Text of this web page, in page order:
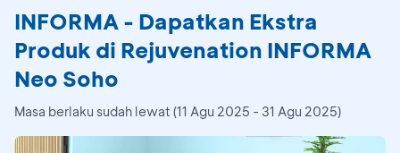
INFORMA - Dapatkan Ekstra
Produk di Rejuvenation INFORMA
Neo Soho
Masa berlaku sudah lewat (11 Agu 2025 - 31 Agu 2025)